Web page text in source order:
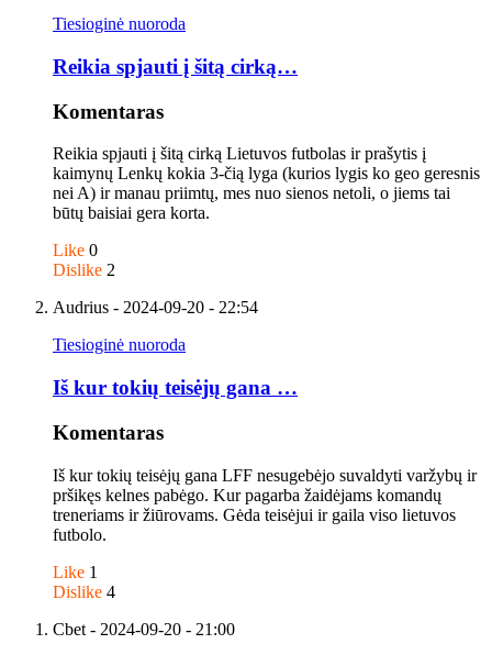
Tiesioginė nuoroda
Reikia spjauti į šitą cirką…
Komentaras
Reikia spjauti į šitą cirką Lietuvos futbolas ir prašytis į
kaimynų Lenkų kokia 3-čią lyga (kurios lygis ko geo geresnis
nei A) ir manau priimtų, mes nuo sienos netoli, o jiems tai
būtų baisiai gera korta.
Like 0
Dislike 2
Audrius - 2024-09-20 - 22:54
Tiesioginė nuoroda
Iš kur tokių teisėjų gana …
Komentaras
Iš kur tokių teisėjų gana LFF nesugebėjo suvaldyti varžybų ir
pršikęs kelnes pabėgo. Kur pagarba žaidėjams komandų
treneriams ir žiūrovams. Gėda teisėjui ir gaila viso lietuvos
futbolo.
Like 1
Dislike 4
Cbet - 2024-09-20 - 21:00